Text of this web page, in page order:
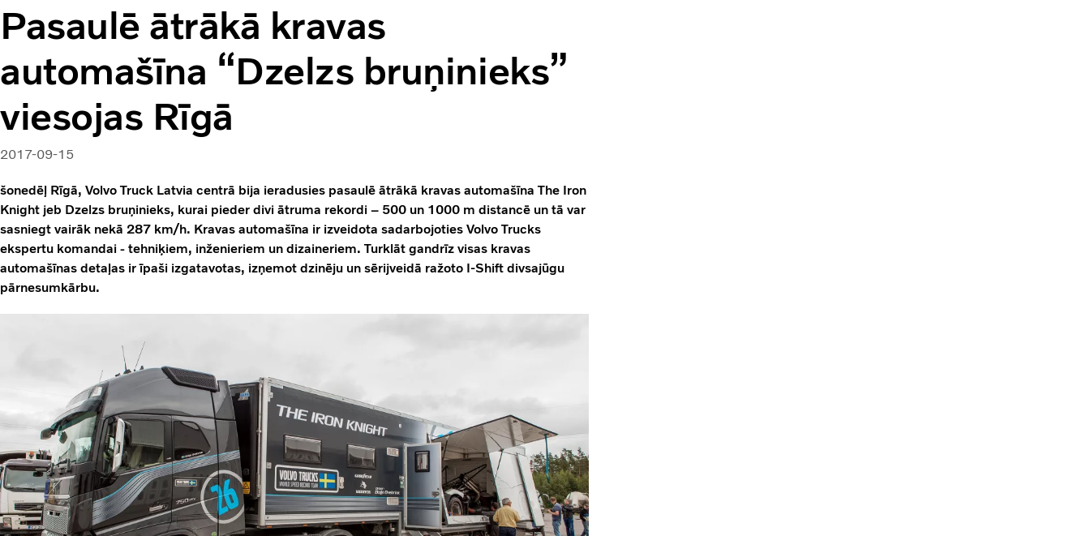
Pasaulē ātrākā kravas
automašīna “Dzelzs bruņinieks”
viesojas Rīgā
2017-09-15
šonedēļ Rīgā, Volvo Truck Latvia centrā bija ieradusies pasaulē ātrākā kravas automašīna The Iron
Knight jeb Dzelzs bruņinieks, kurai pieder divi ātruma rekordi – 500 un 1000 m distancē un tā var
sasniegt vairāk nekā 287 km/h. Kravas automašīna ir izveidota sadarbojoties Volvo Trucks
ekspertu komandai - tehniķiem, inženieriem un dizaineriem. Turklāt gandrīz visas kravas
automašīnas detaļas ir īpaši izgatavotas, izņemot dzinēju un sērijveidā ražoto I-Shift divsajūgu
pārnesumkārbu.